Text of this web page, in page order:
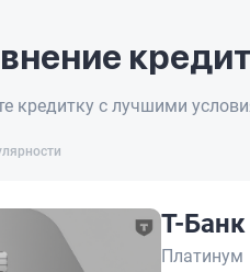
кредитку с лучшими
Т-Банк
Платинум